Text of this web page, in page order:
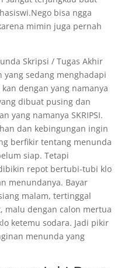
bisa ngga
mimin juga pernah
Skripsi / Tugas Akhir
sedang menghadapi
dengan yang namanya
dibuat pusing dan
yang namanya SKRIPSI.
dan kebingungan ingin
berfikir tentang menunda
siap. Tetapi
repot bertubi-tubi klo
menundanya. Bayar
malam, tertinggal
malu dengan calon mertua
ketemu sodara. Jadi pikir
menunda yang